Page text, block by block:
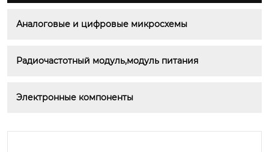
Аналоговые и цифровые микросхемы
Радиочастотный модуль,модуль питания
Электронные компоненты